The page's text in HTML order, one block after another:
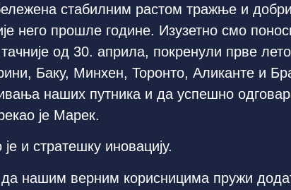
стабилним растом тражње и
него прошле године. Изузетно смо
од 30. априла, покренули прве
Баку, Минхен, Торонто, Аликанте и
наших путника и да успешно
је Марек.
и стратешку иновацију.
нашим верним корисницима пружи